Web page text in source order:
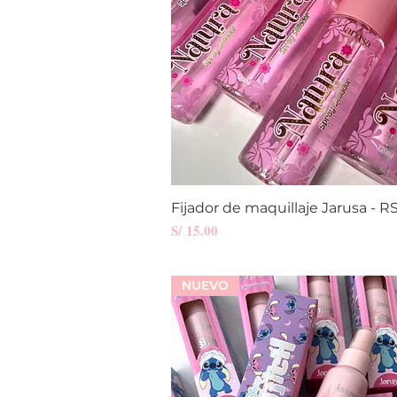
Vista rápida
Fijador de maquillaje Jarusa -
Precio
S/ 15.00
NUEVO